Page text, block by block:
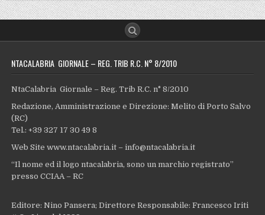
NTACALABRIA GIORNALE – REG. TRIB R.C. N° 8/2010
NtaCalabria Giornale – Reg. Trib R.C. n° 8/2010
Redazione, Amministrazione e Direzione: Melito di Porto Salvo
(RC)
Tel.: +39 327 17 30 49 8
Web Site www.ntacalabria.it – info@ntacalabria.it
“Il nome ed il logo ntacalabria, sono un marchio registrato”
presso CCIAA – RC
Editore: Nino Pansera; Direttore Responsabile: Francesco Iriti